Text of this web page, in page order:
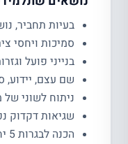
בעיות תחביר,
סמיכות ויחסי
בנייני פועל
שם עצם, יידוע,
ניתוח לשוני
שגיאות דקדוק
הכנה לבגרות 5 יחידות בלשון